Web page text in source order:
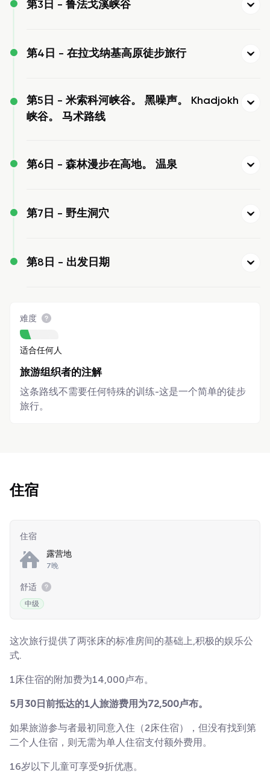
第3日 - 鲁法戈溪峡谷
第4日 - 在拉戈纳基高原徒步旅行
第5日 - 米索科河峡谷。 黑噪声。 Khadjokh
峡谷。 马术路线
第6日 - 森林漫步在高地。 温泉
第7日 - 野生洞穴
第8日 - 出发日期
难度
适合任何人
旅游组织者的注解
这条路线不需要任何特殊的训练-这是一个简单的徒步
旅行。
住宿
住宿
露营地
7晚
舒适
中级
这次旅行提供了两张床的标准房间的基础上,积极的娱乐公
式.
1床住宿的附加费为14,000卢布。
5月30日前抵达的1人旅游费用为72,500卢布。
如果旅游参与者最初同意入住（2床住宿），但没有找到第
二个人住宿，则无需为单人住宿支付额外费用。
16岁以下儿童可享受9折优惠。